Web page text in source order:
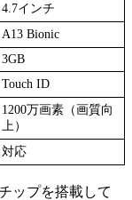
4.7インチ
A13 Bionic
3GB
Touch ID
1200万画素（画質向
上）
対応
ップを搭載して